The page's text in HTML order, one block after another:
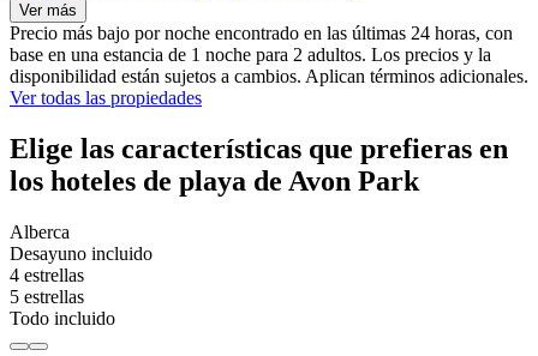
Ver más
Precio más bajo por noche encontrado en las últimas 24 horas, con
base en una estancia de 1 noche para 2 adultos. Los precios y la
disponibilidad están sujetos a cambios. Aplican términos adicionales.
Ver todas las propiedades
Elige las características que prefieras en
los hoteles de playa de Avon Park
Alberca
Desayuno incluido
4 estrellas
5 estrellas
Todo incluido